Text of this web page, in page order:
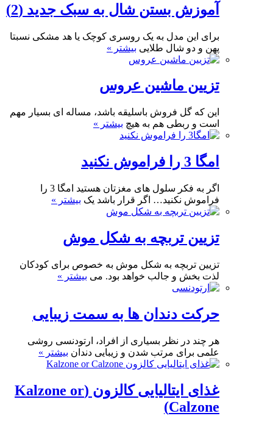
آموزش بستن شال به سبک جدید (2)
برای این مدل به یک روسری کوچک یا هد مشکی نسبتا
پهن و دو شال طلایی بیشتر »
تزیین ماشین عروس
این که گل فروش باسلیقه باشد، مساله ای بسیار مهم
است و ربطی هم به هیچ بیشتر »
امگا 3 را فراموش نکنید
اگر به فکر سلول های مغزتان هستید امگا 3 را
فراموش نکنید… اگر قرار باشد یک بیشتر »
تزیین تربچه به شکل موش
تزیین تربچه به شکل موش به خصوص برای کودکان
لذت بخش و جالب خواهد بود. می بیشتر »
حرکت دندان ها به سمت زیبایی
هر چند در نظر بسیاری از افراد، ارتودنسی روشی
علمی برای مرتب شدن و زیبایی دندان بیشتر »
غذای ایتالیایی کالزون (Kalzone or
Calzone)